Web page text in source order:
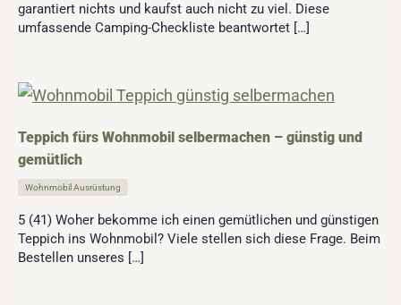
garantiert nichts und kaufst auch nicht zu viel. Diese
umfassende Camping-Checkliste beantwortet […]
Teppich fürs Wohnmobil selbermachen – günstig und
gemütlich
Wohnmobil Ausrüstung
5 (41) Woher bekomme ich einen gemütlichen und günstigen
Teppich ins Wohnmobil? Viele stellen sich diese Frage. Beim
Bestellen unseres […]